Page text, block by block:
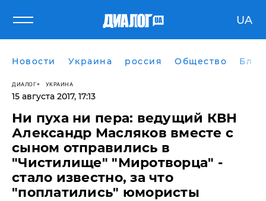
UA
Новости Украина россия Общество
ДИАЛОГ УКРАИНА
15 августа 2017, 17:13
Ни пуха ни пера: ведущий КВН
Александр Масляков вместе с
сыном отправились в
"Чистилище" "Миротворца" -
стало известно, за что
"поплатились" юмористы